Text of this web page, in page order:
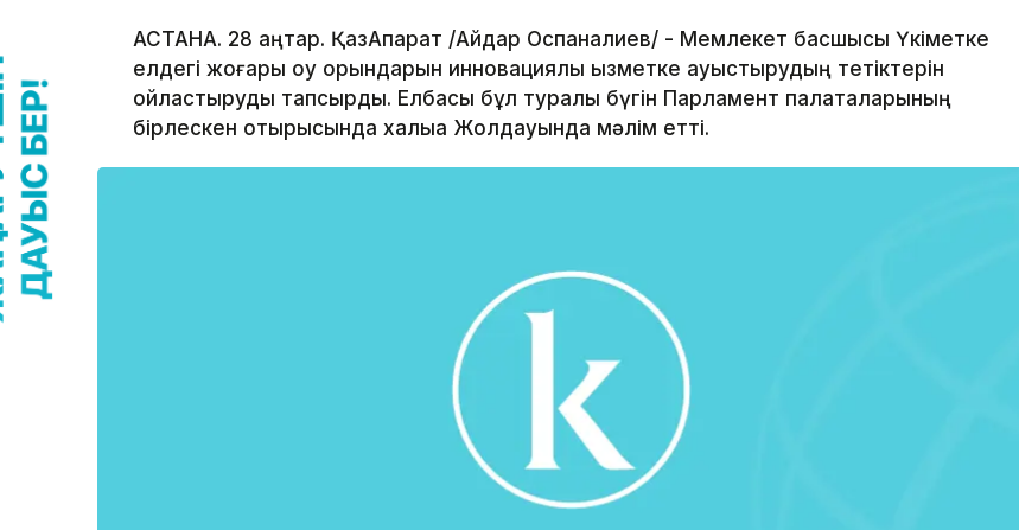
АСТАНА. 28 қаңтар. ҚазАқпарат /Айдар Оспаналиев/ - Мемлекет басшысы Үкіметке
елдегі жоғары оқу орындарын инновациялық қызметке ауыстырудың тетіктерін
ойластыруды тапсырды. Елбасы бұл туралы бүгін Парламент палаталарының
бірлескен отырысында халыққа Жолдауында мәлім етті.